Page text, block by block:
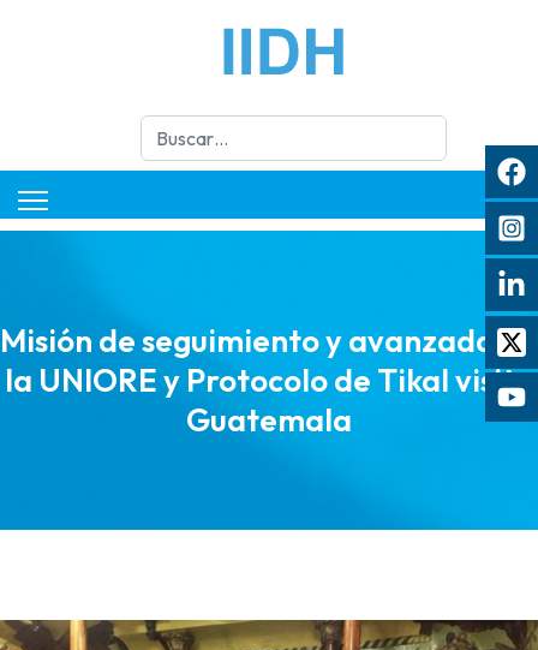
Buscar
Misión de seguimiento y avanzada de
la UNIORE y Protocolo de Tikal visita
Guatemala